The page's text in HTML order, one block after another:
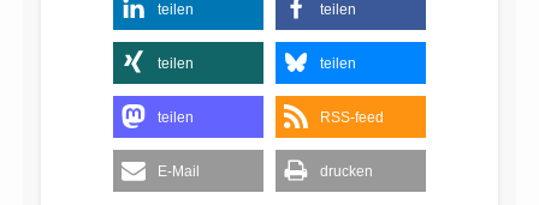
teilen teilen
teilen teilen
teilen RSS-feed
E-Mail drucken